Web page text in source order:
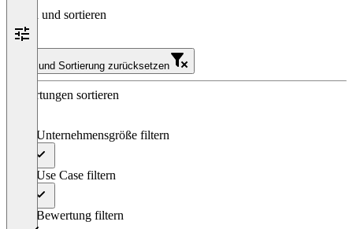
Filtern und sortieren
Filter und Sortierung zurücksetzen
Bewertungen sortieren
Nach Unternehmensgröße filtern
Nach Use Case filtern
Nach Bewertung filtern